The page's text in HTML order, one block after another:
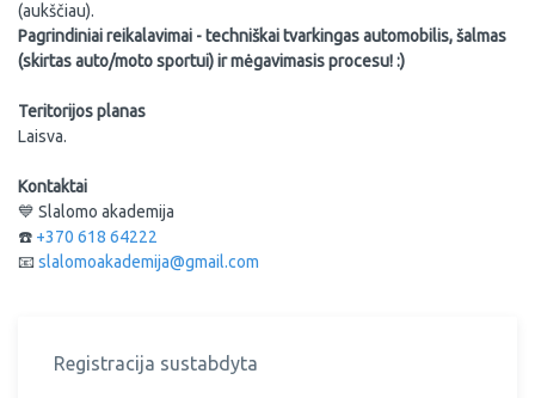
(aukščiau).
Pagrindiniai reikalavimai - techniškai tvarkingas automobilis, šalmas
(skirtas auto/moto sportui) ir mėgavimasis procesu! :)
Teritorijos planas
Laisva.
Kontaktai
💙 Slalomo akademija
☎️ +370 618 64222
📧slalomoakademija@gmail.com
Registracija sustabdyta